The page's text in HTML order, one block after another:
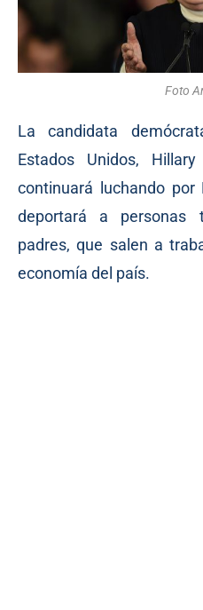
Foto
La candidata
Estados Unidos,
continuará luchando
deportará a personas
padres, que salen a
economía del país.